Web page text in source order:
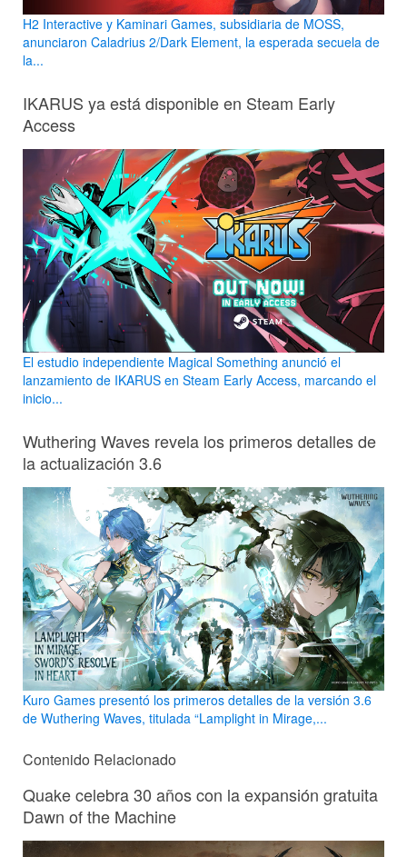
H2 Interactive y Kaminari Games, subsidiaria de MOSS,
anunciaron Caladrius 2/Dark Element, la esperada secuela de
la...
IKARUS ya está disponible en Steam Early
Access
El estudio independiente Magical Something anunció el
lanzamiento de IKARUS en Steam Early Access, marcando el
inicio...
Wuthering Waves revela los primeros detalles de
la actualización 3.6
Kuro Games presentó los primeros detalles de la versión 3.6
de Wuthering Waves, titulada “Lamplight in Mirage,...
Contenido Relacionado
Quake celebra 30 años con la expansión gratuita
Dawn of the Machine